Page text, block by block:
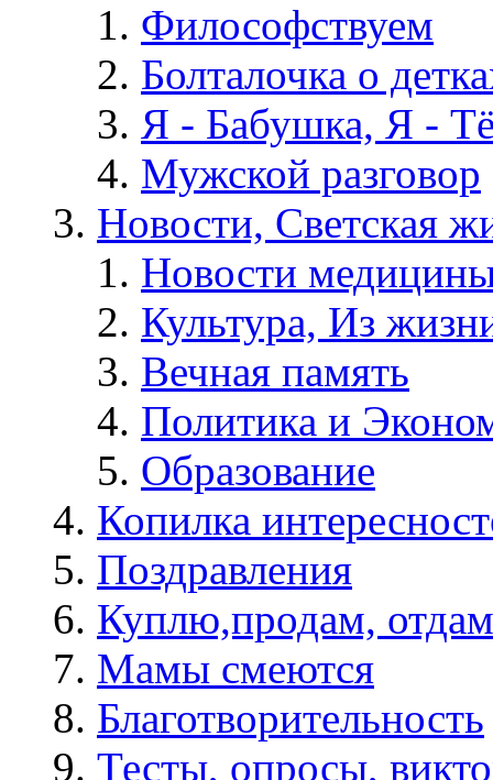
Философствуем
Болталочка о
Я - Бабушка, Я -
Мужской разговор
Новости, Светская
Новости
Культура, Из
Вечная память
Политика и
Образование
Копилка
Поздравления
Куплю,продам,
Мамы смеются
Благотворительность
Тесты, опросы,